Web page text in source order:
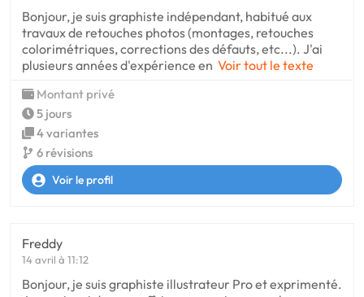
Bonjour, je suis graphiste indépendant, habitué aux
travaux de retouches photos (montages, retouches
colorimétriques, corrections des défauts, etc...). J'ai
plusieurs années d'expérience en Voir tout le texte
Montant privé
5 jours
4 variantes
6 révisions
Voir le profil
Freddy
14 avril à 11:12
Bonjour, je suis graphiste illustrateur Pro et exprimenté.